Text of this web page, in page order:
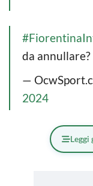
da annullare?
—
2024